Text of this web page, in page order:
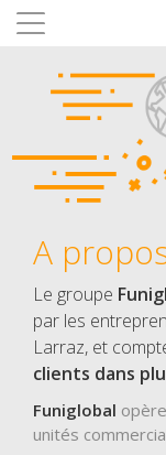
A
Le groupe
par les
Larraz, et
clients dans
Funiglobal
unités